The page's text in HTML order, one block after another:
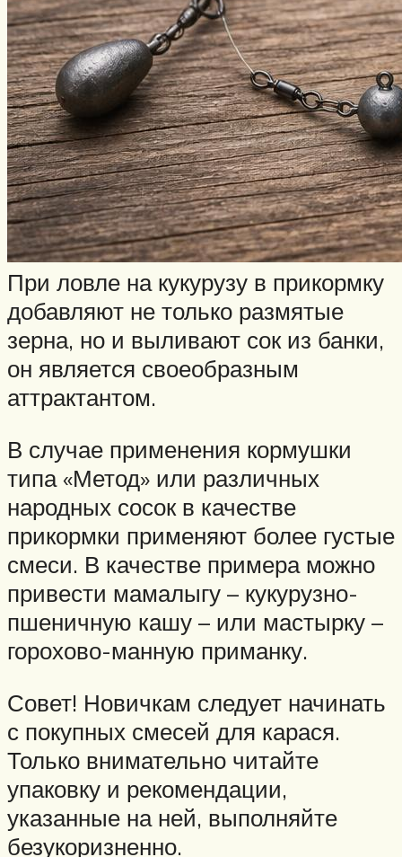
При ловле на кукурузу в прикормку
добавляют не только размятые
зерна, но и выливают сок из банки,
он является своеобразным
аттрактантом.
В случае применения кормушки
типа «Метод» или различных
народных сосок в качестве
прикормки применяют более густые
смеси. В качестве примера можно
привести мамалыгу – кукурузно-
пшеничную кашу – или мастырку –
горохово-манную приманку.
Совет! Новичкам следует начинать
с покупных смесей для карася.
Только внимательно читайте
упаковку и рекомендации,
указанные на ней, выполняйте
безукоризненно.